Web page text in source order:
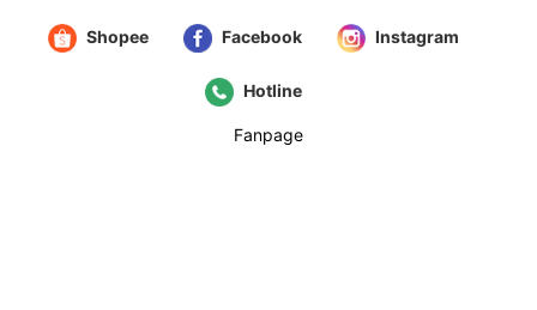
Shopee Facebook Instagram
Hotline
Fanpage